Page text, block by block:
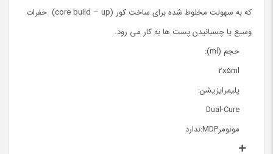
که به سهولت مخلوط شده برای ساخت کور (core build – up) حفرات
وسیع یا چسبانیدن پست ها به کار می رود.
حجم (ml):
2x5ml
پلیمرایزیشن:
Dual-Cure
مونومرMDP:ندارد